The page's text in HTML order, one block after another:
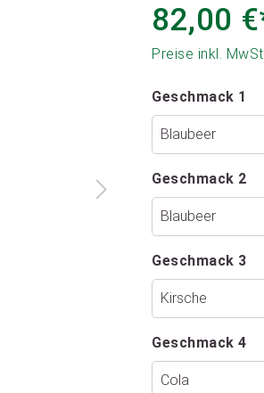
82,00
Preise inkl.
Geschmack 1
Geschmack 2
Geschmack 3
Geschmack 4